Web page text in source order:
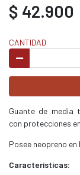
$ 42.900
CANTIDAD
Guante de media
con protecciones
Posee neopreno
Características: